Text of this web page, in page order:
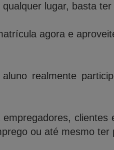
lugar, basta
agora e
realmente
clientes
ou até mesmo ter